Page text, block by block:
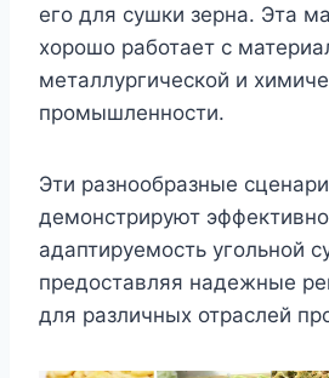
его для сушки зерна. Эта
хорошо работает с
металлургической и
промышленности.
Эти разнообразные
демонстрируют
адаптируемость угольной
предоставляя надежные
для различных отраслей